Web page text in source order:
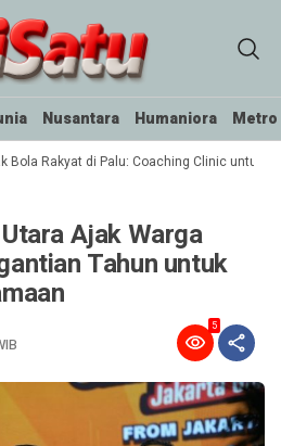
Nusantara Humaniora Metro
Rakyat di Palu: Coaching Clinic untuk SSB
Ajak Warga
Tahun untuk
5